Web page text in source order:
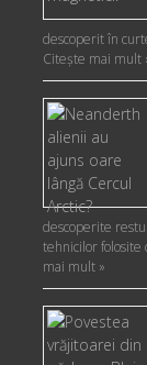
descoperit în
Citeşte mai mult
descoperite
tehnicilor folosite
mai mult »